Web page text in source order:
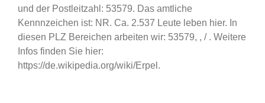
und der Postleitzahl: 53579. Das amtliche
Kennnzeichen ist: NR. Ca. 2.537 Leute leben hier. In
diesen PLZ Bereichen arbeiten wir: 53579, , / . Weitere
Infos finden Sie hier:
https://de.wikipedia.org/wiki/Erpel.